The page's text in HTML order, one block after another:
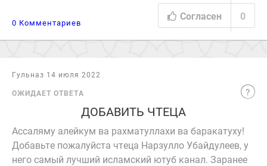
0 Комментариев
Согласен 0
Гульназ 14 июля 2022
ОЖИДАЕТ ОТВЕТА
ДОБАВИТЬ ЧТЕЦА
Ассаляму алейкум ва рахматуллахи ва баракатуху!
Добавьте пожалуйста чтеца Нарзулло Убайдулеев, у
него самый лучший исламский ютуб канал. Заранее